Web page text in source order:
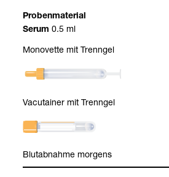
Pro­ben­ma­te­rial
Serum 0.5 ml
Mono­vette mit Trenn­gel
Vacu­tai­ner mit Trenn­gel
Blut­ab­nahme mor­gens